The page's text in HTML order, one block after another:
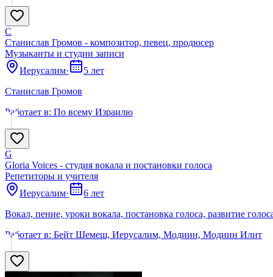
С
Станислав Громов - композитор, певец, продюсер
Музыканты и студии записи
Иерусалим·
5 лет
Станислав Громов
Работает в: По всему Израилю
G
Gloria Voices - студия вокала и постановки голоса
Репетиторы и учителя
Иерусалим·
6 лет
Вокал, пение, уроки вокала, постановка голоса, развитие
Работает в: Бейт Шемеш, Иерусалим, Модиин, Модиин Илит